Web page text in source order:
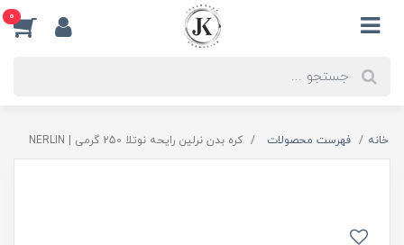
0
خانه فهرست محصولات کره بدن نرلین رایحه نوتلا 250 گرمی | NERLIN